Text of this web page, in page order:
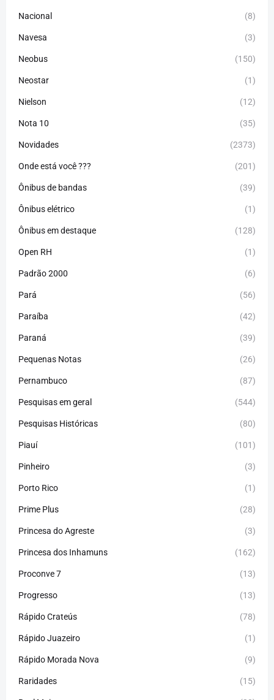
Nacional (8)
Navesa (3)
Neobus (150)
Neostar (1)
Nielson (12)
Nota 10 (35)
Novidades (2373)
Onde está você ??? (201)
Ônibus de bandas (39)
Ônibus elétrico (1)
Ônibus em destaque (128)
Open RH (1)
Padrão 2000 (6)
Pará (56)
Paraíba (42)
Paraná (39)
Pequenas Notas (26)
Pernambuco (87)
Pesquisas em geral (544)
Pesquisas Históricas (80)
Piauí (101)
Pinheiro (3)
Porto Rico (1)
Prime Plus (28)
Princesa do Agreste (3)
Princesa dos Inhamuns (162)
Proconve 7 (13)
Progresso (13)
Rápido Crateús (78)
Rápido Juazeiro (1)
Rápido Morada Nova (9)
Raridades (15)